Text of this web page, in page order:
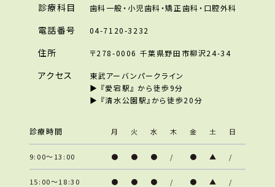
診療科目 歯科一般・小児歯科・矯正歯科・口腔外科
電話番号 04-7120-3232
住所 〒278-0006 千葉県野田市柳沢24-34
アクセス
東武アーバンパークライン
▶︎ 『愛宕駅』 から徒歩9分
▶︎ 『清水公園駅』から徒歩20分
診療時間 月 火 水 木 金 土 日
9:00～13:00 ● ● ● / ● ▲ /
15:00～18:30 ● ● ● / ● ▲ /